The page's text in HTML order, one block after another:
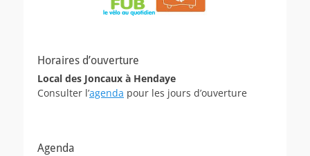
Horaires d’ouverture
Local des Joncaux à Hendaye
Consulter l’agenda pour les jours d’ouverture
Agenda